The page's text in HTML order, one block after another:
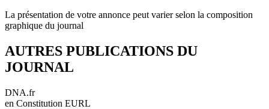
La présentation de votre annonce peut varier selon la composition
graphique du journal
AUTRES PUBLICATIONS DU
JOURNAL
DNA.fr
en Constitution EURL